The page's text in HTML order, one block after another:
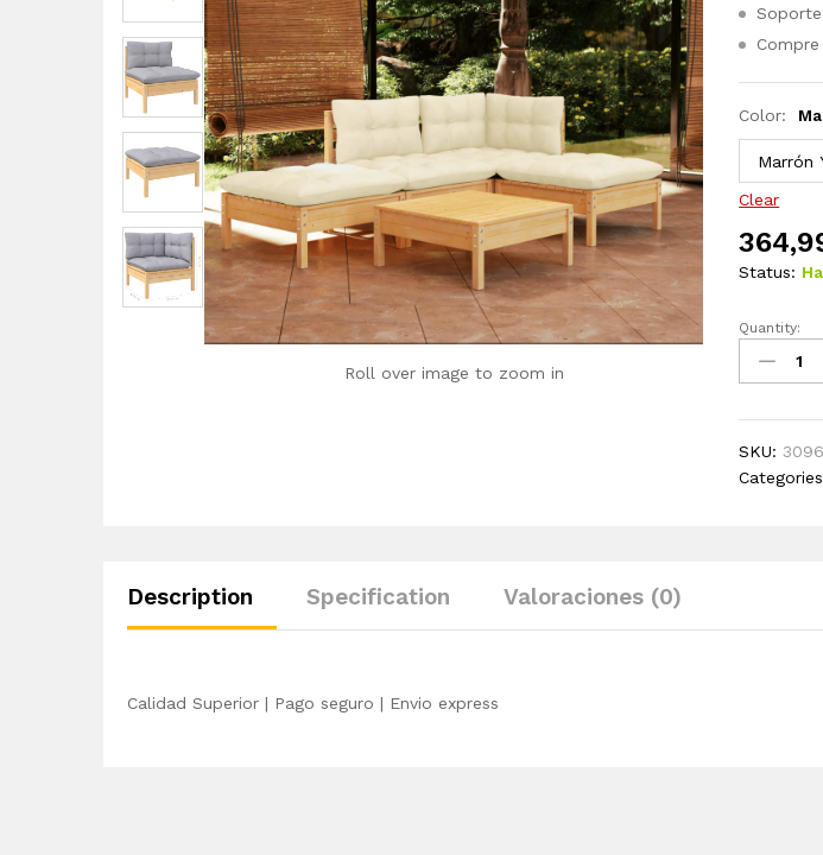
y animales
Roll over image to zoom in
Color:
Clear
Status:
Juego
muebles
5
pzas
Quantity:
SKU:
Description Specification Valoraciones (0)
Calidad Superior | Pago seguro | Envio express